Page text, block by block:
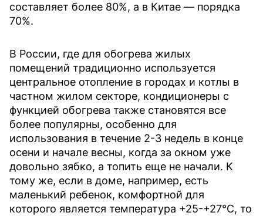
составляет более 80%, а в Китае — порядка
70%.
В России, где для обогрева жилых
помещений традиционно используется
центральное отопление в городах и котлы в
частном жилом секторе, кондиционеры с
функцией обогрева также становятся все
более популярны, особенно для
использования в течение 2-3 недель в конце
осени и начале весны, когда за окном уже
довольно зябко, а топить еще не начали. К
тому же, если в доме, например, есть
маленький ребенок, комфортной для
которого является температура +25-+27°C, то